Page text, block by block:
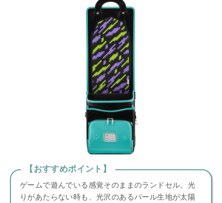
【おすすめポイント】
ゲームで遊んでいる感覚そのままのランドセル。光
りがあたらない時も、光沢のあるパール生地が太陽